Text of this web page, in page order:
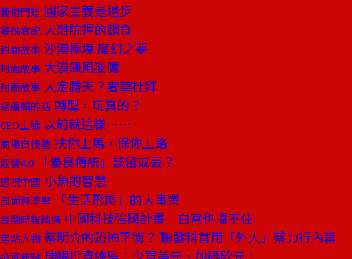
藝術門道 國家主義是退步
饕姊食記 大雜院裡的麵食
封面故事 沙漠極境 魔幻之夢
封面故事 大漠飆風獵鷹
封面故事 人定勝天？奢華杜拜
總編輯的話 轉型，玩真的？
CEO上線 以前就這樣……
商場自慢塾 扶你上馬，保你上路
經營4.0 「優良傳統」該留或丟？
透視中國 小魚的智慧
風尚經濟學 「生活形態」的大事業
金融時報精選 中國科技強國計畫 白宮也擋不住
焦點人物 蔡明介的恐怖平衡？ 聯發科首用「外人」蔡力行內幕